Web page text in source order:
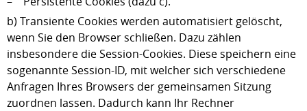
b) Transiente Cookies werden automatisiert gelöscht,
wenn Sie den Browser schließen. Dazu zählen
insbesondere die Session-Cookies. Diese speichern eine
sogenannte Session-ID, mit welcher sich verschiedene
Anfragen Ihres Browsers der gemeinsamen Sitzung
zuordnen lassen. Dadurch kann Ihr Rechner